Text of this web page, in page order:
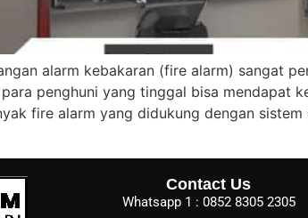
alarm kebakaran (fire alarm) sangat
penghuni yang tinggal bisa mendapat
fire alarm yang didukung dengan
Contact Us
Whatsapp 1 : 0852 8305 2305